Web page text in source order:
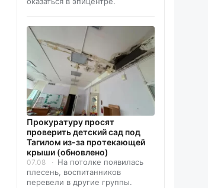
Прокуратуру просят
проверить детский сад под
Тагилом из-за протекающей
крыши (обновлено)
07.08
На потолке появилась
плесень, воспитанников
перевели в другие группы.